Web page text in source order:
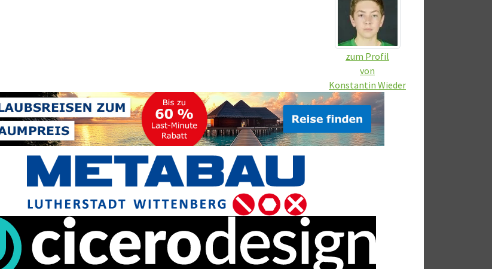
zum Profil
von
Konstantin Wieder